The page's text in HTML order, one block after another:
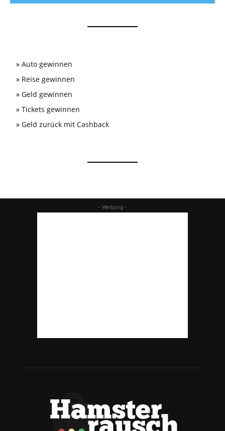
» Auto gewinnen
» Reise gewinnen
» Geld gewinnen
» Tickets gewinnen
» Geld zurück mit Cashback
- Werbung -